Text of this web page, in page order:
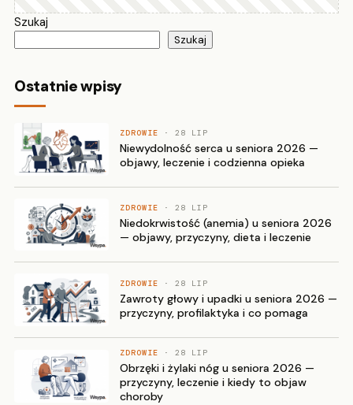
Szukaj
Szukaj
Ostatnie wpisy
ZDROWIE · 28 LIP
Niewydolność serca u seniora 2026 —
objawy, leczenie i codzienna opieka
ZDROWIE · 28 LIP
Niedokrwistość (anemia) u seniora 2026
— objawy, przyczyny, dieta i leczenie
ZDROWIE · 28 LIP
Zawroty głowy i upadki u seniora 2026 —
przyczyny, profilaktyka i co pomaga
ZDROWIE · 28 LIP
Obrzęki i żylaki nóg u seniora 2026 —
przyczyny, leczenie i kiedy to objaw
choroby